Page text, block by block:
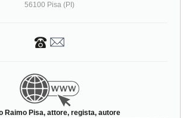
56100 Pisa (PI)
Raimo Pisa, attore, regista, autore